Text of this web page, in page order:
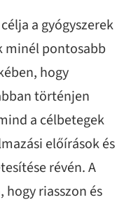
a gyógyszerek
minél pontosabb
hogy
történjen
a célbetegek
előírások és
révén. A
riasszon és